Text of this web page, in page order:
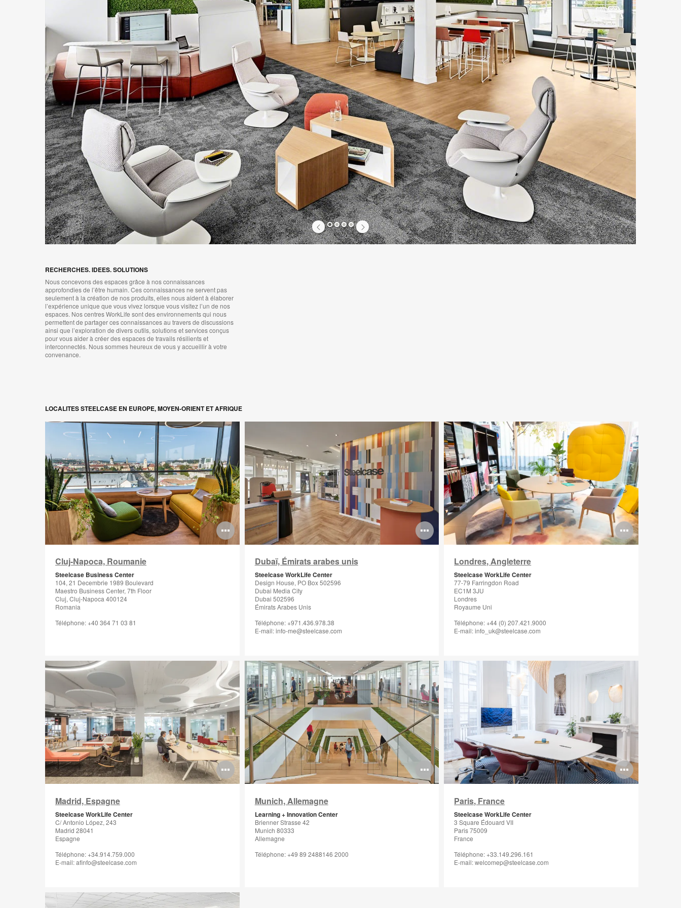
1 2 3 4
RECHERCHES. IDEES. SOLUTIONS
Nous concevons des espaces grâce à nos connaissances
approfondies de l’être humain. Ces connaissances ne servent pas
seulement à la création de nos produits, elles nous aident à élaborer
l’expérience unique que vous vivez lorsque vous visitez l’un de nos
espaces. Nos centres WorkLife sont des environnements qui nous
permettent de partager ces connaissances au travers de discussions
ainsi que l’exploration de divers outils, solutions et services conçus
pour vous aider à créer des espaces de travails résilients et
interconnectés. Nous sommes heureux de vous y accueillir à votre
convenance.
LOCALITES STEELCASE EN EUROPE, MOYEN-ORIENT ET AFRIQUE
Ouvrir
l'info-
bulle
l'image
Cluj-Napoca, Roumanie
Steelcase Business Center
104, 21 Decembrie 1989 Boulevard
Maestro Business Center, 7th Floor
Cluj, Cluj-Napoca 400124
Romania
Téléphone: +40 364 71 03 81
Ouvrir
l'info-
bulle
l'image
Dubaï, Émirats arabes unis
Steelcase WorkLife Center
Design House, PO Box 502596
Dubai Media City
Dubai 502596
Émirats Arabes Unis
Téléphone: +971.436.978.38
E-mail: info-me@steelcase.com
Ouvrir
l'info-
Londres, Angleterre
Steelcase WorkLife Center
77-79 Farringdon Road
EC1M 3JU
Londres
Royaume Uni
Téléphone: +44 (0) 207.421.9000
E-mail: info_uk@steelcase.com
Ouvrir
l'info-
bulle
l'image
Madrid, Espagne
Steelcase WorkLife Center
C/ Antonio López, 243
Madrid 28041
Espagne
Téléphone: +34.914.759.000
E-mail: afinfo@steelcase.com
Ouvrir
l'info-
bulle
l'image
Munich, Allemagne
Learning + Innovation Center
Brienner Strasse 42
Munich 80333
Allemagne
Téléphone: +49 89 2488146 2000
Ouvrir
l'info-
Paris, France
Steelcase WorkLife Center
3 Square Édouard VII
Paris 75009
France
Téléphone: +33.149.296.161
E-mail: welcomep@steelcase.com